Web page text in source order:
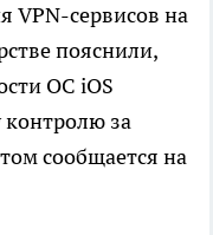
VPN-сервисов на
пояснили,
ОС iOS
за
сообщается на